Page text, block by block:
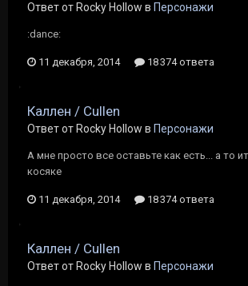
Ответ от Rocky Hollow в Персонажи
:dance:
11 декабря, 2014 18 374 ответа
Каллен / Cullen
Ответ от Rocky Hollow в Персонажи
А мне просто все оставьте как есть... а то
косяке
11 декабря, 2014 18 374 ответа
Каллен / Cullen
Ответ от Rocky Hollow в Персонажи